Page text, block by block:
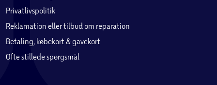
Privatlivspolitik
Reklamation eller tilbud om reparation
Betaling, købekort & gavekort
Ofte stillede spørgsmål